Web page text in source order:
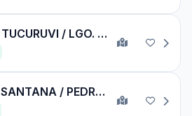
METRÔ TUCURUVI / LGO. DO PERY
METRÔ SANTANA / PEDRA BRANCA